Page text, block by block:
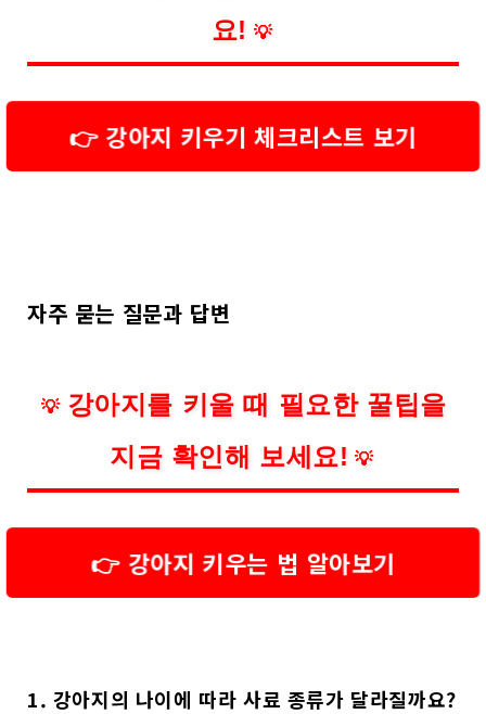
요! 💡
👉 강아지 키우기 체크리스트 보기
자주 묻는 질문과 답변
💡 강아지를 키울 때 필요한 꿀팁을
지금 확인해 보세요! 💡
👉 강아지 키우는 법 알아보기
1. 강아지의 나이에 따라 사료 종류가 달라질까요?